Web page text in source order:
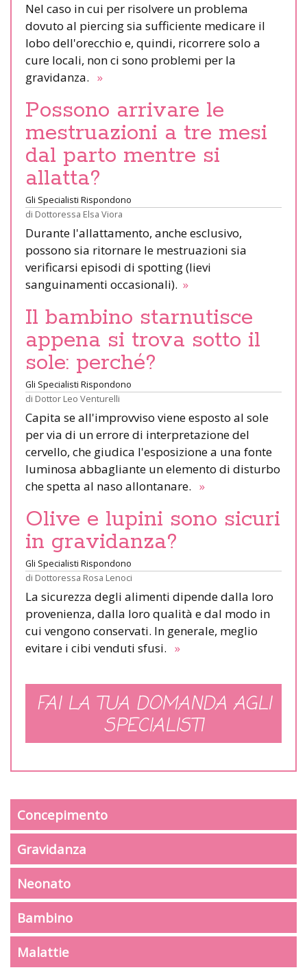
Nel caso in cui per risolvere un problema
dovuto al piercing sia sufficiente medicare il
lobo dell'orecchio e, quindi, ricorrere solo a
cure locali, non ci sono problemi per la
gravidanza. »
Possono arrivare le
mestruazioni a tre mesi
dal parto mentre si
allatta?
Gli Specialisti Rispondono
di Dottoressa Elsa Viora
Durante l'allattamento, anche esclusivo,
possono sia ritornare le mestruazioni sia
verificarsi episodi di spotting (lievi
sanguinamenti occasionali). »
Il bambino starnutisce
appena si trova sotto il
sole: perché?
Gli Specialisti Rispondono
di Dottor Leo Venturelli
Capita se all'improvviso viene esposto al sole
per via di un errore di interpretazione del
cervello, che giudica l'esposizione a una fonte
luminosa abbagliante un elemento di disturbo
che spetta al naso allontanare. »
Olive e lupini sono sicuri
in gravidanza?
Gli Specialisti Rispondono
di Dottoressa Rosa Lenoci
La sicurezza degli alimenti dipende dalla loro
provenienza, dalla loro qualità e dal modo in
cui vengono conservati. In generale, meglio
evitare i cibi venduti sfusi. »
FAI LA TUA DOMANDA AGLI
SPECIALISTI
Concepimento
Gravidanza
Neonato
Bambino
Malattie